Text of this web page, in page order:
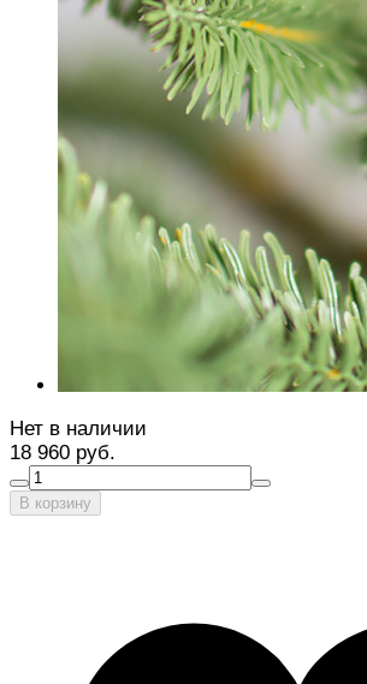
Нет в наличии
18 960 руб.
В корзину